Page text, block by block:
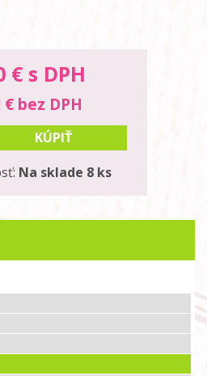
€ s DPH
€ bez DPH
KÚPIŤ
Na sklade 8 ks